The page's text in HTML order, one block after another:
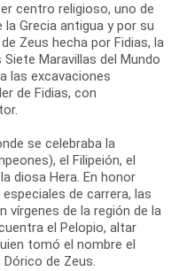
centro religioso, uno de
Grecia antigua y por su
Zeus hecha por Fidias, la
Maravillas del Mundo
las excavaciones
de Fidias, con
se celebraba la
el Filipeión, el
diosa Hera. En honor
de carrera, las
vírgenes de la región de la
el Pelopio, altar
tomó el nombre el
de Zeus.